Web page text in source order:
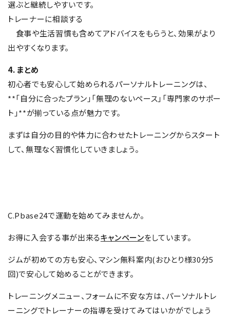
選ぶと継続しやすいです。
トレーナーに相談する
食事や生活習慣も含めてアドバイスをもらうと、効果がより
出やすくなります。
4. まとめ
初心者でも安心して始められるパーソナルトレーニングは、
**「自分に合ったプラン」「無理のないペース」「専門家のサポー
ト」**が揃っている点が魅力です。
まずは自分の目的や体力に合わせたトレーニングからスタート
して、無理なく習慣化していきましょう。
C.Pbase24で運動を始めてみませんか。
お得に入会する事が出来るキャンペーンをしています。
ジムが初めての方も安心、マシン無料案内(おひとり様30分5
回)で安心して始めることができます。
トレーニングメニュー、フォームに不安な方は、パーソナルトレ
ーニングでトレーナーの指導を受けてみてはいかがでしょう